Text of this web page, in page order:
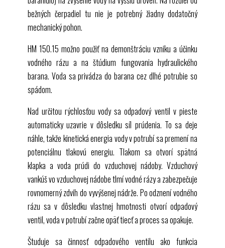
bežných čerpadiel tu nie je potrebný žiadny dodatočný
mechanický pohon.
HM 150.15 možno použiť na demonštráciu vzniku a účinku
vodného rázu a na štúdium fungovania hydraulického
barana. Voda sa privádza do barana cez dlhé potrubie so
spádom.
Nad určitou rýchlosťou vody sa odpadový ventil v pieste
automaticky uzavrie v dôsledku síl prúdenia. To sa deje
náhle, takže kinetická energia vody v potrubí sa premení na
potenciálnu tlakovú energiu. Tlakom sa otvorí spätná
klapka a voda prúdi do vzduchovej nádoby. Vzduchový
vankúš vo vzduchovej nádobe tlmí vodné rázy a zabezpečuje
rovnomerný zdvih do vyvýšenej nádrže. Po odznení vodného
rázu sa v dôsledku vlastnej hmotnosti otvorí odpadový
ventil, voda v potrubí začne opäť tiecť a proces sa opakuje.
Študuje sa činnosť odpadového ventilu ako funkcia